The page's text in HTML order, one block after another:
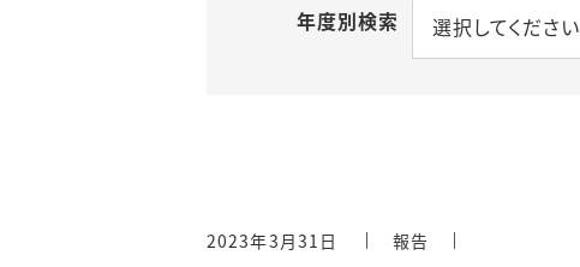
その他事業
年度別検索 選択してください
2023年3月31日 報告